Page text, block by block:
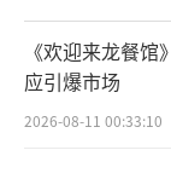
《欢迎来龙餐
应引爆市场
2026-08-11 00:33:10